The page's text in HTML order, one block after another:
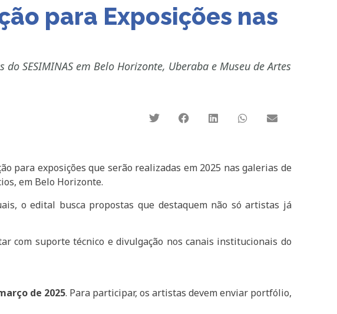
para Exposições nas
SESIMINAS em Belo Horizonte, Uberaba e Museu de Artes
para exposições que serão realizadas em 2025 nas galerias de
em Belo Horizonte.
o edital busca propostas que destaquem não só artistas já
com suporte técnico e divulgação nos canais institucionais do
de 2025. Para participar, os artistas devem enviar portfólio,